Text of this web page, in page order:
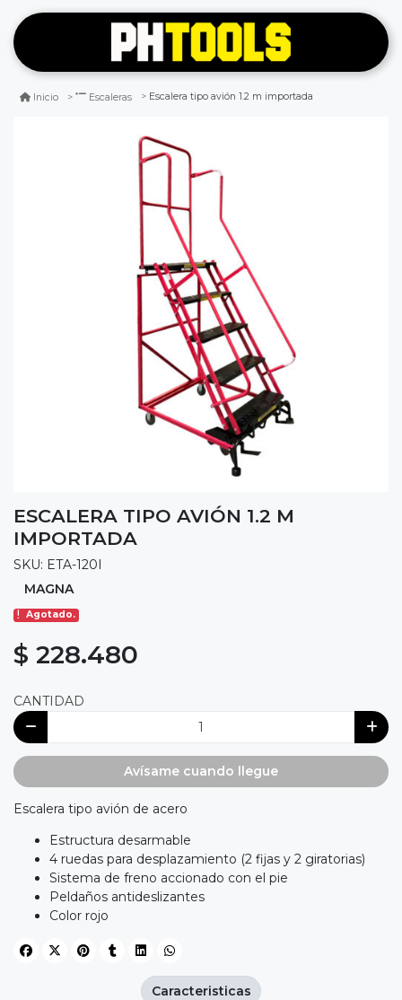
Inicio Escaleras Escalera tipo avión 1.2 m importada
ESCALERA TIPO AVIÓN 1.2 M
IMPORTADA
SKU: ETA-120I
MAGNA
Agotado.
$ 228.480
CANTIDAD
Avísame cuando llegue
Escalera tipo avión de acero
Estructura desarmable
4 ruedas para desplazamiento (2 fijas y 2 giratorias)
Sistema de freno accionado con el pie
Peldaños antideslizantes
Color rojo
Caracteristicas